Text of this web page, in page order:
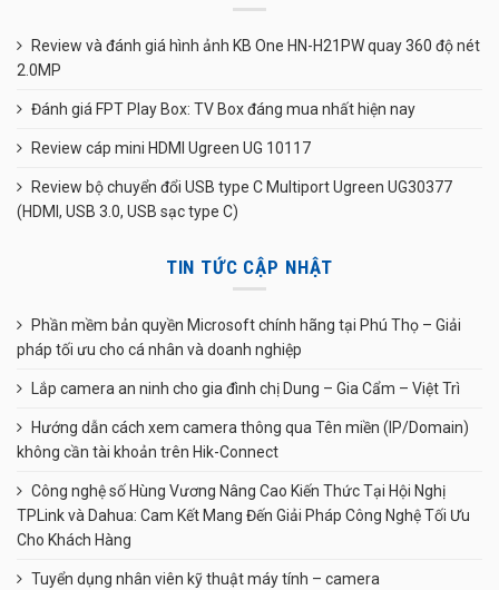
Review và đánh giá hình ảnh KB One HN-H21PW quay 360 độ nét
2.0MP
Đánh giá FPT Play Box: TV Box đáng mua nhất hiện nay
Review cáp mini HDMI Ugreen UG 10117
Review bộ chuyển đổi USB type C Multiport Ugreen UG30377
(HDMI, USB 3.0, USB sạc type C)
TIN TỨC CẬP NHẬT
Phần mềm bản quyền Microsoft chính hãng tại Phú Thọ – Giải
pháp tối ưu cho cá nhân và doanh nghiệp
Lắp camera an ninh cho gia đình chị Dung – Gia Cẩm – Việt Trì
Hướng dẫn cách xem camera thông qua Tên miền (IP/Domain)
không cần tài khoản trên Hik-Connect
Công nghệ số Hùng Vương Nâng Cao Kiến Thức Tại Hội Nghị
TPLink và Dahua: Cam Kết Mang Đến Giải Pháp Công Nghệ Tối Ưu
Cho Khách Hàng
Tuyển dụng nhân viên kỹ thuật máy tính – camera